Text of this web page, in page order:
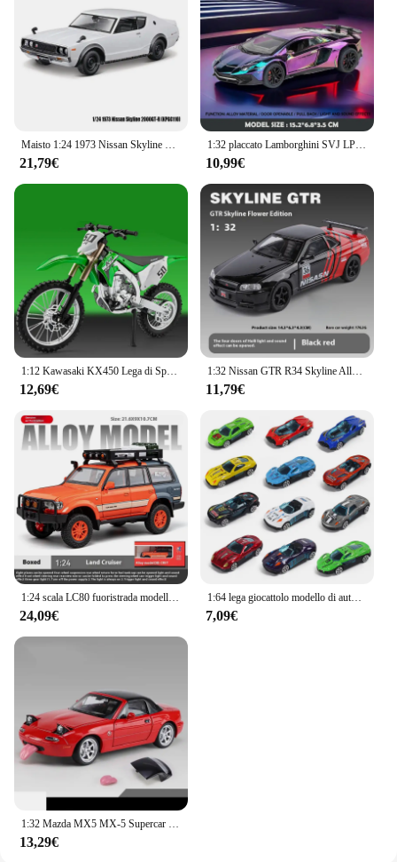
Maisto 1:24 1973 Nissan Skyline 2000gt-r KPGC110 altamente dettagliato die-cast precision car Model collection gift Luxury sports car
21,79€
1:32 placcato Lamborghini SVJ LP750 Super modello di auto con luce sonora bambini ragazzo pressofuso veicolo giocattolo in miniatura Voiture
10,99€
1:12 Kawasaki KX450 Lega di Sport da Strada Modello di Moto Diecast In Metallo Montagna Fuoristrada Modello di Moto Simulazione Giocattolo Per Bambini Regalo
12,69€
1:32 Nissan GTR R34 Skyline Alloy Car Diecast Model Sound & Light Series giocattolo per bambini regalo per bambini regalo di compleanno auto in miniatura
11,79€
1:24 scala LC80 fuoristrada modello di auto in lega Diecast giocattolo ornamento regalo Souvenir da collezione
24,09€
1:64 lega giocattolo modello di auto metallo ABS simulazione SUV sport auto da corsa bambini vendite ragazzi diecast regalo educativo per bambini
7,09€
1:32 Mazda MX5 MX-5 Supercar in lega di metallo pressofuso giocattoli modello di auto da collezione regalo di compleanno suono e luce giocattoli per bambini hobby
13,29€